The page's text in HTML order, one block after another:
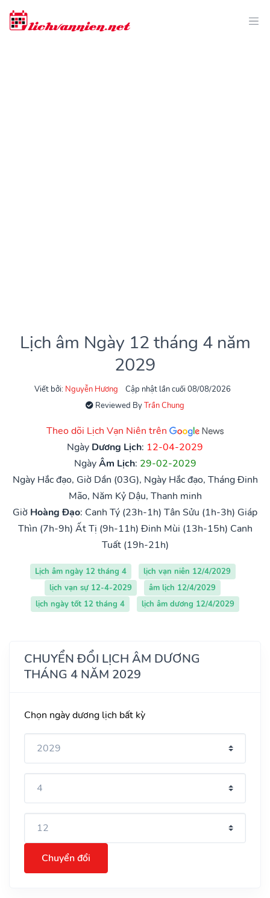
Lịch âm Ngày 12 tháng 4 năm
2029
Viết bởi: Nguyễn Hương
Cập nhật lần cuối 08/08/2026
Reviewed ByTrần Chung
Theo dõi Lịch Vạn Niên trên
Ngày Dương Lịch: 12-04-2029
NgàyÂm Lịch: 29-02-2029
Ngày Hắc đạo, Giờ Dần (03G), Ngày Hắc đạo, Tháng Đinh
Mão, Năm Kỷ Dậu, Thanh minh
Giờ Hoàng Đạo: Canh Tý (23h-1h) Tân Sửu (1h-3h) Giáp
Thìn (7h-9h) Ất Tị (9h-11h) Đinh Mùi (13h-15h) Canh
Tuất (19h-21h)
Lịch âm ngày 12 tháng 4
lịch vạn niên 12/4/2029
lịch vạn sự 12-4-2029
âm lịch 12/4/2029
lịch ngày tốt 12 tháng 4
lịch âm dương 12/4/2029
CHUYỂN ĐỔI LỊCH ÂM DƯƠNG
THÁNG 4 NĂM 2029
Chọn ngày dương lịch bất kỳ
Chuyển đổi